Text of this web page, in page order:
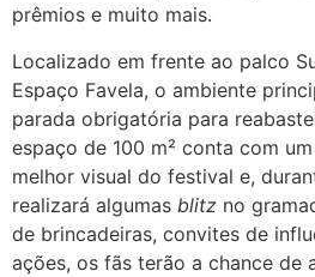
prêmios e muito mais.
Localizado em frente ao palco
Espaço Favela, o ambiente
parada obrigatória para
espaço de 100 m² conta com
melhor visual do festival e,
realizará algumas blitz no
de brincadeiras, convites de
ações, os fãs terão a chance de